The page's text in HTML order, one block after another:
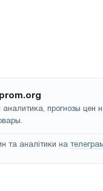
прогнозы цен
та аналітики на